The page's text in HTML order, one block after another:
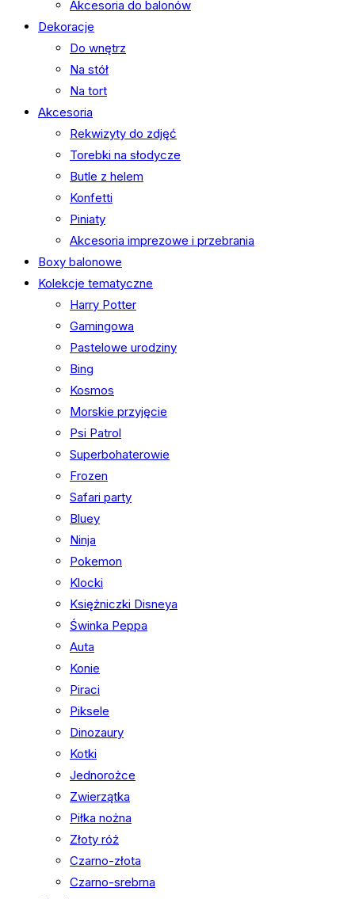
Akcesoria do balonów
Dekoracje
Do wnętrz
Na stół
Na tort
Akcesoria
Rekwizyty do zdjęć
Torebki na słodycze
Butle z helem
Konfetti
Piniaty
Akcesoria imprezowe i przebrania
Boxy balonowe
Kolekcje tematyczne
Harry Potter
Gamingowa
Pastelowe urodziny
Bing
Kosmos
Morskie przyjęcie
Psi Patrol
Superbohaterowie
Frozen
Safari party
Bluey
Ninja
Pokemon
Klocki
Księżniczki Disneya
Świnka Peppa
Auta
Konie
Piraci
Piksele
Dinozaury
Kotki
Jednorożce
Zwierzątka
Piłka nożna
Złoty róż
Czarno-złota
Czarno-srebrna